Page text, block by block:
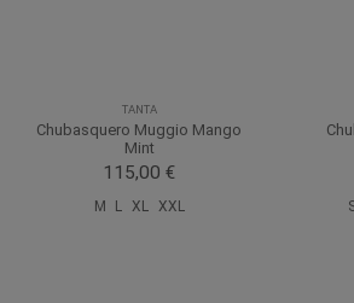
TANTA
Chubasquero Muggio Mango
Mint
115,00 €
M L XL XXL